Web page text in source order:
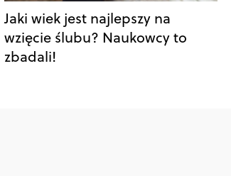
Jaki wiek jest najlepszy na
wzięcie ślubu? Naukowcy to
zbadali!